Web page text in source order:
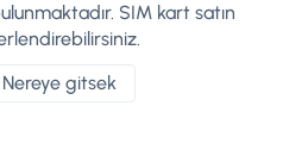
SIM kart satın
Nereye gitsek